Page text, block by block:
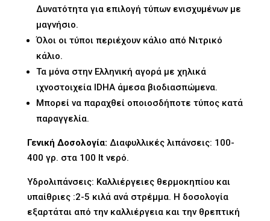
Δυνατότητα για επιλογή τύπων ενισχυμένων με
μαγνήσιο.
Όλοι οι τύποι περιέχουν κάλιο από Νιτρικό
κάλιο.
Τα μόνα στην Ελληνική αγορά με χηλικά
ιχνοστοιχεία IDHAάμεσα βιοδιασπώμενα.
Μπορεί να παραχθεί οποιοσδήποτε τύπος κατά
παραγγελία.
Γενική Δοσολογία: Διαφυλλικές λιπάνσεις: 100-
400 γρ. στα 100 ltνερό.
Υδρολιπάνσεις: Καλλιέργειες θερμοκηπίου και
υπαίθριες :2-5 κιλά ανά στρέμμα. Η δοσολογία
εξαρτάται από την καλλιέργεια και την θρεπτική